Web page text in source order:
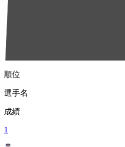
順位
選手名
成績
1